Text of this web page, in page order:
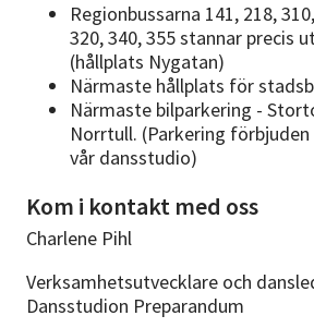
Regionbussarna 141, 218,
320, 340, 355 stannar precis
(hållplats Nygatan)
Närmaste hållplats för
Närmaste bilparkering -
Norrtull. (Parkering
vår dansstudio)
Kom i kontakt med oss
Charlene Pihl
Verksamhetsutvecklare och
Dansstudion Preparandum